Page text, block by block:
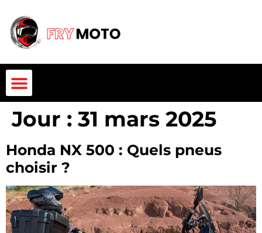
Jour : 31 mars 2025
Honda NX 500 : Quels pneus
choisir ?